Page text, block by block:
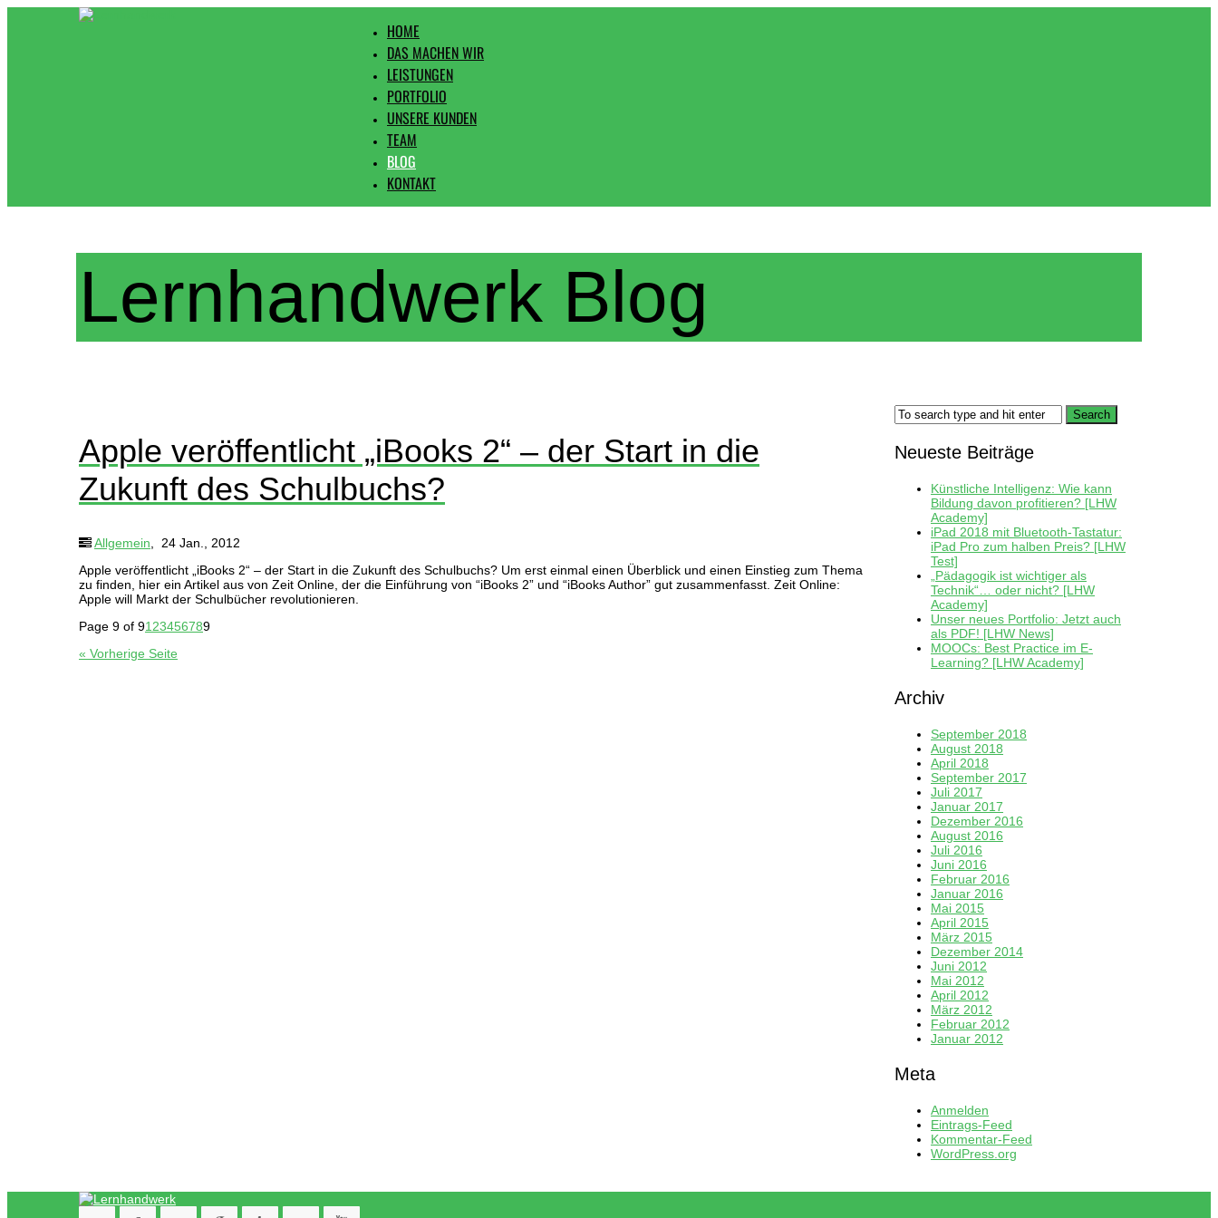
HOME
DAS MACHEN WIR
LEISTUNGEN
PORTFOLIO
UNSERE KUNDEN
TEAM
BLOG
KONTAKT
Lernhandwerk Blog
Apple veröffentlicht „iBooks 2“ – der Start in die
Zukunft des Schulbuchs?
Allgemein
24 Jan., 2012
Apple veröffentlicht „iBooks 2“ – der Start in die Zukunft des Schulbuchs? Um erst einmal einen Überblick und einen Einstieg zum Thema
zu finden, hier ein Artikel aus von Zeit Online, der die Einführung von “iBooks 2” und “iBooks Author” gut zusammenfasst. Zeit Online:
Apple will Markt der Schulbücher revolutionieren.
Page 9 of 91 23456789
« Vorherige Seite
Neueste Beiträge
Künstliche Intelligenz: Wie kann
Bildung davon profitieren? [LHW
Academy]
iPad 2018 mit Bluetooth-Tastatur:
iPad Pro zum halben Preis? [LHW
Test]
„Pädagogik ist wichtiger als
Technik“… oder nicht? [LHW
Academy]
Unser neues Portfolio: Jetzt auch
als PDF! [LHW News]
MOOCs: Best Practice im E-
Learning? [LHW Academy]
Archiv
September 2018
August 2018
April 2018
September 2017
Juli 2017
Januar 2017
Dezember 2016
August 2016
Juli 2016
Juni 2016
Februar 2016
Januar 2016
Mai 2015
April 2015
März 2015
Dezember 2014
Juni 2012
Mai 2012
April 2012
März 2012
Februar 2012
Januar 2012
Meta
Anmelden
Eintrags-Feed
Kommentar-Feed
WordPress.org